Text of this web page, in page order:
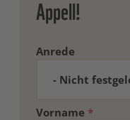
Appell!
Anrede
Vorname *